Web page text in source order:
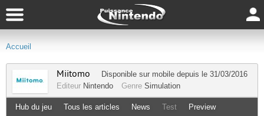
Accueil
Miitomo Disponible sur mobile depuis le 31/03/2016
Editeur Nintendo Genre Simulation
Hub du jeu Tous les articles News Test Preview